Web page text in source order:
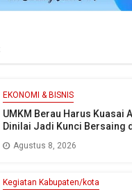
EKONOMI & BISNIS
UMKM Berau Harus Kuasai
Dinilai Jadi Kunci Bersaing
Agustus 8, 2026
Kegiatan Kabupaten/kota